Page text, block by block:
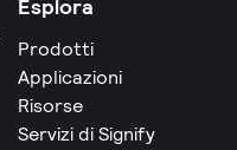
Esplora
Prodotti
Applicazioni
Risorse
Servizi di Signify